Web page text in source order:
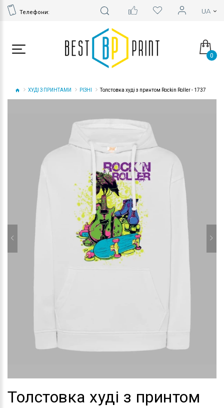
Телефони:
0
ХУДІ З ПРИНТАМИ РІЗНІ Толстовка худі з принтом Rockin Roller - 1737
Толстовка худі з принтом